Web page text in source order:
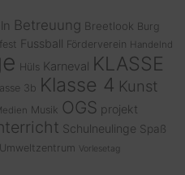
Betreuung Breetlook Burg
fest Fussball Förderverein Handelnd
Hüls Karneval KLASSE
3b Klasse 4 Kunst
Musik OGS projekt
Schulneulinge Spaß
Umweltzentrum Vorlesetag